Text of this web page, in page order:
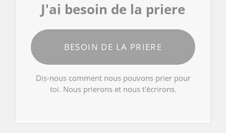
J'ai besoin de la priere
BESOIN DE LA PRIERE
Dis-nous comment nous pouvons prier pour
toi. Nous prierons et nous t'écrirons.